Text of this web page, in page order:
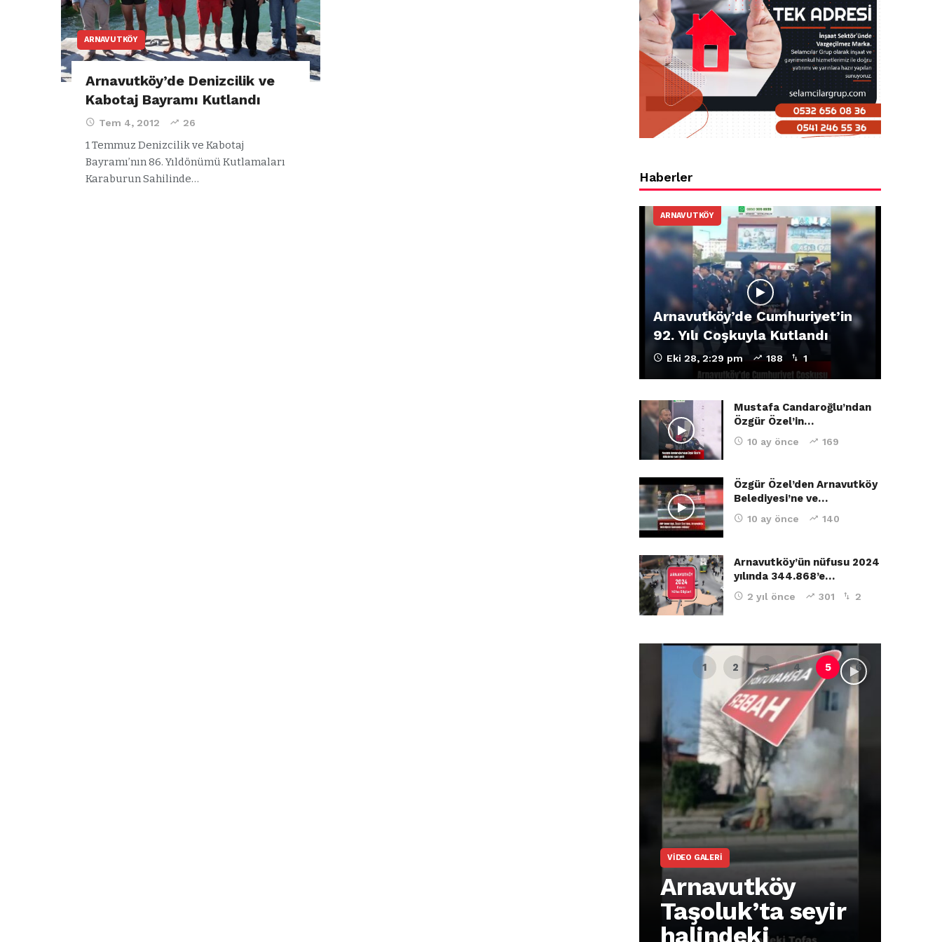
ARNAVUTKÖY
Arnavutköy’de Denizcilik ve
Kabotaj Bayramı Kutlandı
Tem 4, 2012 26
1 Temmuz Denizcilik ve Kabotaj
Bayramı’nın 86. Yıldönümü Kutlamaları
Karaburun Sahilinde…
Haberler
ARNAVUTKÖY
Arnavutköy’de Cumhuriyet’in
92. Yılı Coşkuyla Kutlandı
Eki 28, 2:29 pm 188 1
Mustafa Candaroğlu’ndan
Özgür Özel’in…
10 ay önce 169
Özgür Özel’den Arnavutköy
Belediyesi’ne ve…
10 ay önce 140
Arnavutköy’ün nüfusu 2024
yılında 344.868’e…
2 yıl önce 301 2
VIDEO GALERI
Arnavutköy
Taşoluk’ta seyir
halindeki